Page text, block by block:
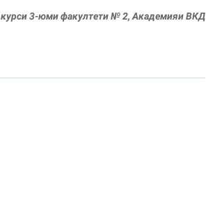
3-юми факултети № 2, Академияи ВКД